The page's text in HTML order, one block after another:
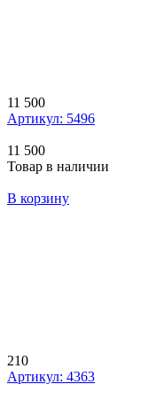
11 500
Артикул: 5496
11 500
Товар в наличии
В корзину
210
Артикул: 4363